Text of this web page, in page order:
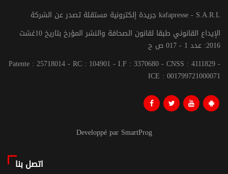
جريدة إلكترونية مستقلة تصدر عن الشركة kafapresse - S.A.R.L
الإيداع القانوني طبقا لقانون الصحافة والنشر المؤرخ بتاريخ 10غشت
2016: عدد 1 - 017 ص ح
Patente : 25718014 - RC : 104901 - I.F : 3370680 - CNSS : 4111829 -
ICE : 001799721000071
Developpé par SmartProg
اتصل بنا